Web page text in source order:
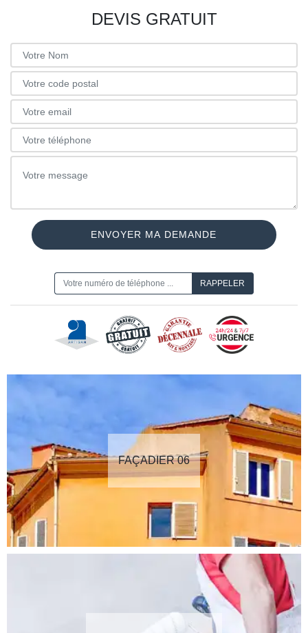
DEVIS GRATUIT
FAÇADIER 06